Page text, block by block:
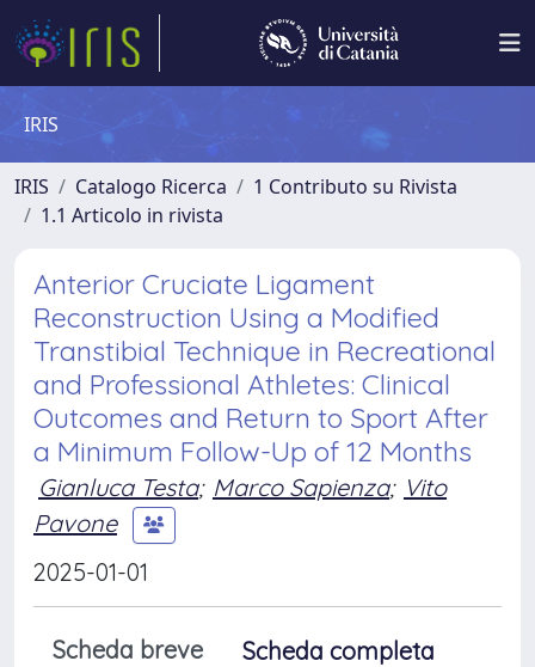
IRIS
IRIS Catalogo Ricerca
1 Contributo su Rivista
1.1 Articolo in rivista
Anterior Cruciate Ligament
Reconstruction Using a Modified
Transtibial Technique in Recreational
and Professional Athletes: Clinical
Outcomes and Return to Sport After
a Minimum Follow-Up of 12 Months
Gianluca Testa; Marco Sapienza; Vito
Pavone
2025-01-01
Scheda breve
Scheda completa